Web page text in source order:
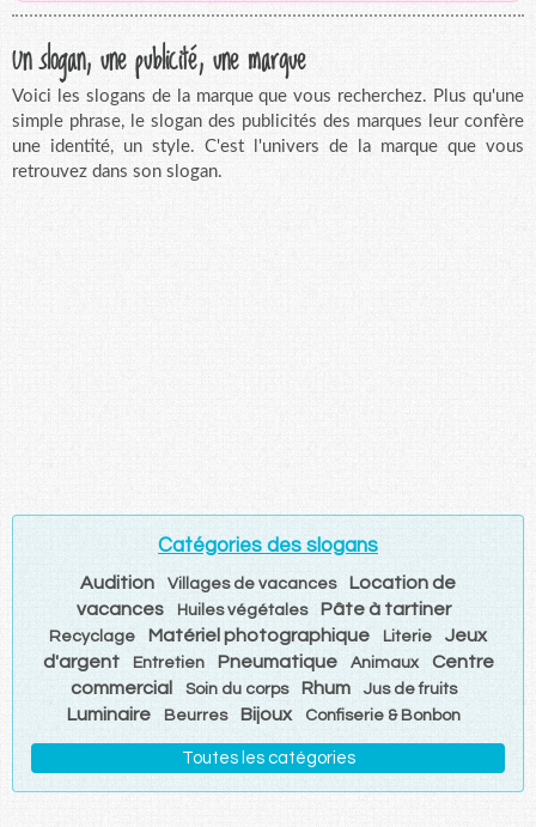
Un slogan, une publicité, une marque
Voici les slogans de la marque que vous recherchez. Plus qu'une
simple phrase, le slogan des publicités des marques leur confère
une identité, un style. C'est l'univers de la marque que vous
retrouvez dans son slogan.
Catégories des slogans
Audition Villages de vacances
Location de
vacances
Huiles végétales Pâte à tartiner
Recyclage Matériel photographique Literie
Jeux
d'argent
Entretien Pneumatique Animaux
Centre
commercial
Soin du corps Rhum Jus de fruits
Luminaire Beurres Bijoux Confiserie & Bonbon
Toutes les catégories